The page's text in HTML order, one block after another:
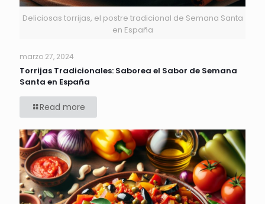
Deliciosas torrijas, el postre tradicional de Semana Santa
en España
marzo 27, 2024
Torrijas Tradicionales: Saborea el Sabor de Semana
Santa en España
Read more